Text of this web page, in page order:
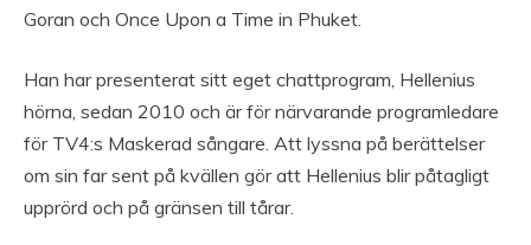
Goran och Once Upon a Time in Phuket.
Han har presenterat sitt eget chattprogram, Hellenius
hörna, sedan 2010 och är för närvarande programledare
för TV4:s Maskerad sångare. Att lyssna på berättelser
om sin far sent på kvällen gör att Hellenius blir påtagligt
upprörd och på gränsen till tårar.